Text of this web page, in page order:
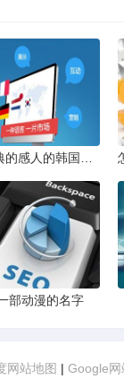
部动漫的名字
网站地图 | Google网